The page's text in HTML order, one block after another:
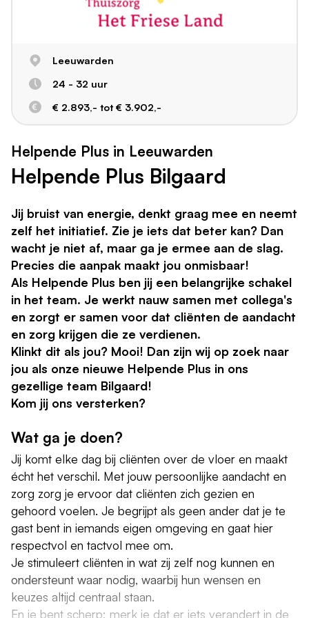
Leeuwarden
24 - 32 uur
€ 2.893,- tot € 3.902,-
Helpende Plus in Leeuwarden
Helpende Plus Bilgaard
Jij bruist van energie, denkt graag mee en neemt
zelf het initiatief. Zie je iets dat beter kan? Dan
wacht je niet af, maar ga je ermee aan de slag.
Precies die aanpak maakt jou onmisbaar!
Als Helpende Plus ben jij een belangrijke schakel
in het team. Je werkt nauw samen met collega's
en zorgt er samen voor dat cliënten de aandacht
en zorg krijgen die ze verdienen.
Klinkt dit als jou? Mooi! Dan zijn wij op zoek naar
jou als onze nieuwe Helpende Plus in ons
gezellige team Bilgaard!
Kom jij ons versterken?
Wat ga je doen?
Jij komt elke dag bij cliënten over de vloer en maakt
écht het verschil. Met jouw persoonlijke aandacht en
zorg zorg je ervoor dat cliënten zich gezien en
gehoord voelen. Je begrijpt als geen ander dat je te
gast bent in iemands eigen omgeving en gaat hier
respectvol en tactvol mee om.
Je stimuleert cliënten in wat zij zelf nog kunnen en
ondersteunt waar nodig, waarbij hun wensen en
keuzes altijd centraal staan.
En je bent scherp: merk je dat er iets verandert in de